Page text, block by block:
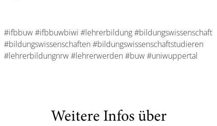
#ifbbuw #ifbbuwbiwi #lehrerbildung #bildungswissenschaft
#bildungswissenschaften #bildungswissenschaftstudieren
#lehrerbildungnrw #lehrerwerden #buw #uniwuppertal
Weitere Infos über